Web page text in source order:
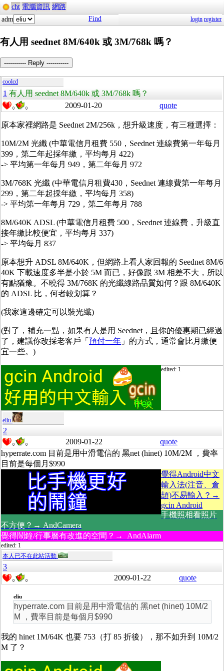
cht 電腦資訊 網路
adm
Find login register
有人用 seednet 8M/640k 或 3M/768k 嗎？
----------- Reply -----------
coolcd
1 有人用 seednet 8M/640k 或 3M/768k 嗎？
0 0 2009-01-20 quote
原本家裡網路是 Seednet 2M/256k，想升級速度，有三種選擇：
10M/2M 光纖 (中華電信月租費 550，Seednet 連線費第一年每月
399，第二年起採年繳，平均每月 422)
-> 平均第一年每月 949，第二年每月 972
3M/768K 光纖 (中華電信月租費430，Seednet 連線費第一年每月
299，第二年起採年繳，平均每月 358)
-> 平均第一年每月 729，第二年每月 788
8M/640K ADSL (中華電信月租費 500，Seednet 連線費，升級直
接年繳比較便宜，平均每月 337)
-> 平均每月 837
原本想升 ADSL 8M/640K，但網路上看人家回報的 Seednet 8M/6
40K 下載速度多半是小於 5M 而已，好像跟 3M 相差不大，所以
有點猶豫。不曉得 3M/768K 的光纖線路品質如何？跟 8M/640K
的 ADSL 比，何者較划算？
(我家這邊確定可以裝光纖)
(對了，補充一點，如果有人是用 Seednet，且你的優惠期已經過
了，建議你改採老客戶「 預付一年 」的方式，通常會比月繳便
宜一些。)
edited: 1
eliu
2
0 0 2009-01-22
quote
hyperrate.com 目前是用中滑電信的 黑net (hinet) 10M/2M ，費率
目前是每個月$990
覺得Android中文
輸入法(注音、倉
頡)不易輸入？→
gcin Android
手機照相看照片
不方便？→ AndCamera
覺得鬧鐘/行事曆有改進的空間？→ AndAlarm
edited: 1
本人已不在此站活動
3
0 0 2009-01-22 quote
eliu
hyperrate.com 目前是用中滑電信的 黑net (hinet) 10M/2
M ，費率目前是每個月$990
我的 hinet 1M/64K 也要 753（打 85 折後），那不如升到 10M/2
M 了？